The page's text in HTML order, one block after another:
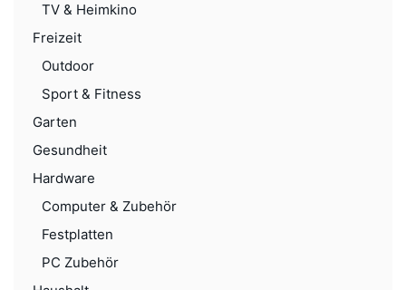
TV & Heimkino
Freizeit
Outdoor
Sport & Fitness
Garten
Gesundheit
Hardware
Computer & Zubehör
Festplatten
PC Zubehör